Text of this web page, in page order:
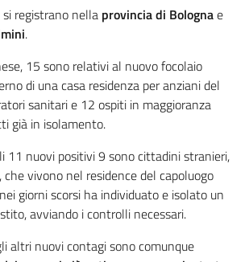
si registrano nella provincia di Bolognae
.
15 sono relativi al nuovo focolaio
di una casa residenza per anziani del
sanitari e 12 ospiti in maggioranza
già in isolamento.
11 nuovi positivi 9 sono cittadini stranieri,
vivono nel residence del capoluogo
giorni scorsi ha individuato e isolato un
avviando i controlli necessari.
altri nuovi contagi sono comunque